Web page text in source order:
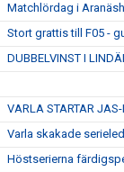
Matchlördag i
Stort grattis till F05 -
DUBBELVINST I
VARLA STARTAR
Varla skakade
Höstserierna